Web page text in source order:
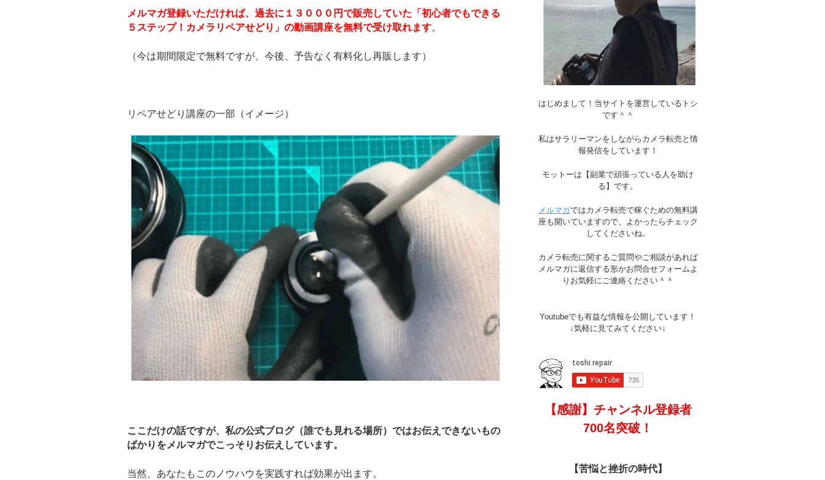
メルマガ登録いただければ、過去に１３０００円で販売していた「初心者でもできる
５ステップ！カメラリペアせどり」の動画講座を無料で受け取れます。
（今は期間限定で無料ですが、今後、予告なく有料化し再販します）
リペアせどり講座の一部（イメージ）
ここだけの話ですが、私の公式ブログ（誰でも見れる場所）ではお伝えできないもの
ばかりをメルマガでこっそりお伝えしています。
当然、あなたもこのノウハウを実践すれば効果が出ます。
はじめまして！当サイトを運営しているトシ
です＾＾
私はサラリーマンをしながらカメラ転売と情
報発信をしています！
モットーは【副業で頑張っている人を助け
る】です。
メルマガではカメラ転売で稼ぐための無料講
座も開いていますので、よかったらチェック
してくださいね。
カメラ転売に関するご質問やご相談があれば
メルマガに返信する形かお問合せフォームよ
りお気軽にご連絡ください＾＾
Youtubeでも有益な情報を公開しています！
↓気軽に見てみてください↓
【感謝】チャンネル登録者
700名突破！
【苦悩と挫折の時代】